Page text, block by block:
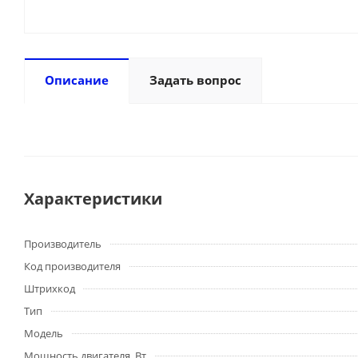
Описание Задать вопрос
Характеристики
Производитель
Код производителя
Штрихкод
Тип
Модель